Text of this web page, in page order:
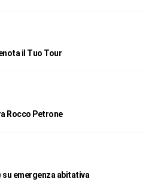
il Tuo Tour
Rocco Petrone
emergenza abitativa